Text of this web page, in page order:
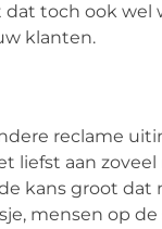
dat toch ook
klanten.
reclame
liefst aan
kans groot
mensen op